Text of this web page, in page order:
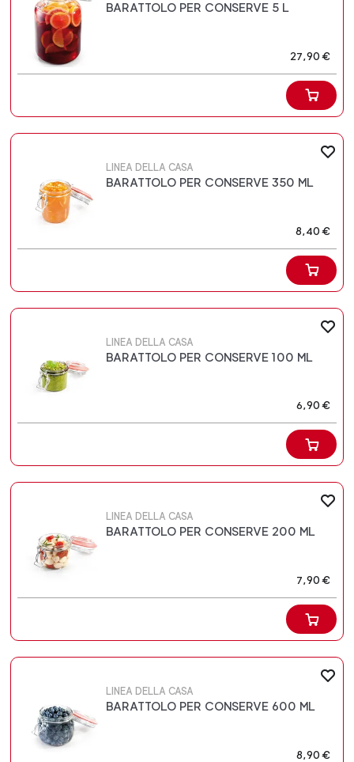
BARATTOLO PER CONSERVE 5 L
27,90 €
LINEA DELLA CASA
BARATTOLO PER CONSERVE 350 ML
8,40 €
LINEA DELLA CASA
BARATTOLO PER CONSERVE 100 ML
6,90 €
LINEA DELLA CASA
BARATTOLO PER CONSERVE 200 ML
7,90 €
LINEA DELLA CASA
BARATTOLO PER CONSERVE 600 ML
8,90 €